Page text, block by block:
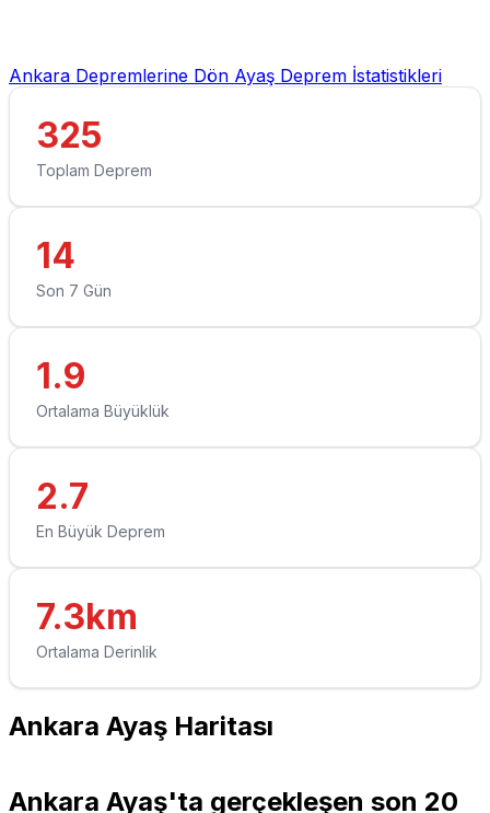
Ankara Depremlerine Dön Ayaş Deprem İstatistikleri
325
Toplam Deprem
14
Son 7 Gün
1.9
Ortalama Büyüklük
2.7
En Büyük Deprem
7.3km
Ortalama Derinlik
Ankara Ayaş Haritası
+
Ankara Ayaş'ta gerçekleşen son 20